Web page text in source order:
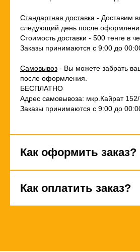
Стандартная доставка - Доставим
следующий день после
Стоимость доставки - 500 тенге в
Заказы принимаются с 9:00 до
Самовывоз - Вы можете забрать
после оформления.
БЕСПЛАТНО
Адрес самовывоза: мкр.Кайрат
Заказы принимаются с 9:00 до
Как оформить заказ?
Как оплатить заказ?